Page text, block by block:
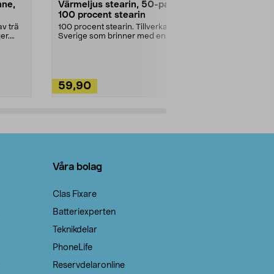
trä
Värmeljus stearin, 50-pack,
100 procent stearin
100 procent stearin. Tillverkade i
Sverige som brinner med en
59,90
Våra bolag
Clas Fixare
Batteriexperten
Teknikdelar
PhoneLife
Reservdelaronline